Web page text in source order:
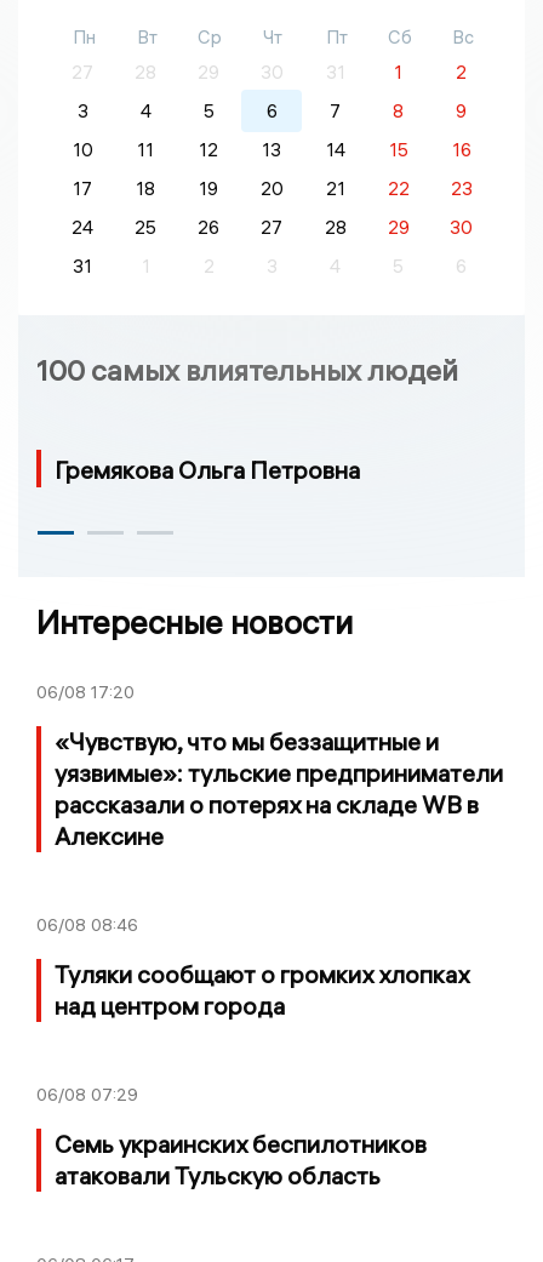
Пн Вт Ср Чт Пт Сб
Вс
27
28 29 30 31 1
2
3
4 5 6 7 8
9
10
11 12 13 14 15
16
17
18 19 20 21 22
23
24
25 26 27 28 29
30
31
1 2 3 4 5 6
100 самых влиятельных людей
Гремякова Ольга Петровна
Интересные новости
06/08 17:20
«Чувствую, что мы беззащитные и
уязвимые»: тульские предприниматели
рассказали о потерях на складе WB в
Алексине
06/08 08:46
Туляки сообщают о громких хлопках
над центром города
06/08 07:29
Семь украинских беспилотников
атаковали Тульскую область